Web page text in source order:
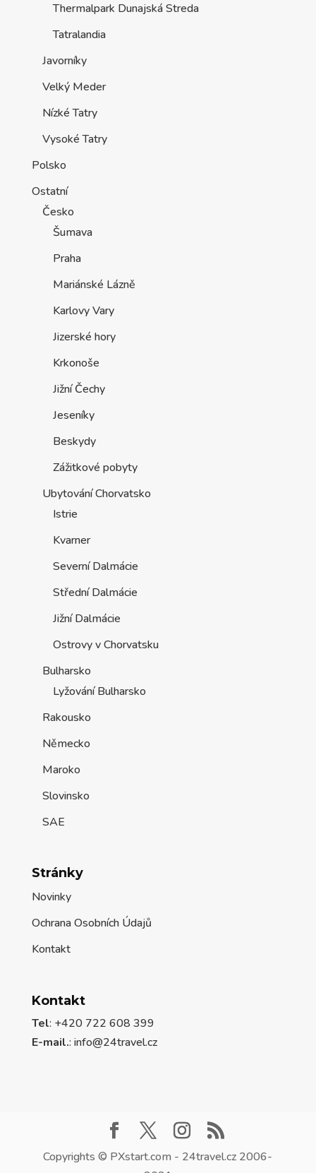
Thermalpark Dunajská Streda
Tatralandia
Javorníky
Velký Meder
Nízké Tatry
Vysoké Tatry
Polsko
Ostatní
Česko
Šumava
Praha
Mariánské Lázně
Karlovy Vary
Jizerské hory
Krkonoše
Jižní Čechy
Jeseníky
Beskydy
Zážitkové pobyty
Ubytování Chorvatsko
Istrie
Kvarner
Severní Dalmácie
Střední Dalmácie
Jižní Dalmácie
Ostrovy v Chorvatsku
Bulharsko
Lyžování Bulharsko
Rakousko
Německo
Maroko
Slovinsko
SAE
Stránky
Novinky
Ochrana Osobních Údajů
Kontakt
Kontakt
Tel: +420 722 608 399
E-mail.: info@24travel.cz
Copyrights © PXstart.com - 24travel.cz 2006-